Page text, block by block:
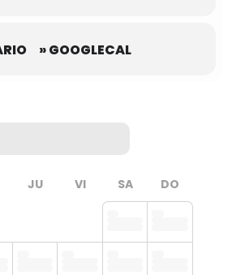
JU VI SA DO
» GOOGLECAL